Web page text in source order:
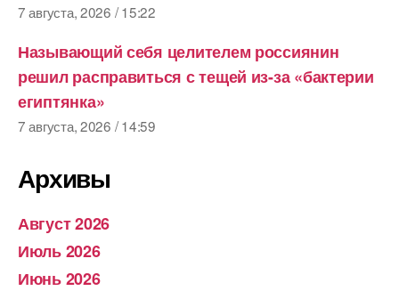
7 августа, 2026 / 15:22
Называющий себя целителем россиянин
решил расправиться с тещей из-за «бактерии
египтянка»
7 августа, 2026 / 14:59
Архивы
Август 2026
Июль 2026
Июнь 2026